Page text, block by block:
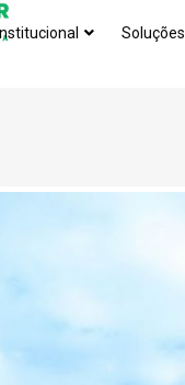
Soluções